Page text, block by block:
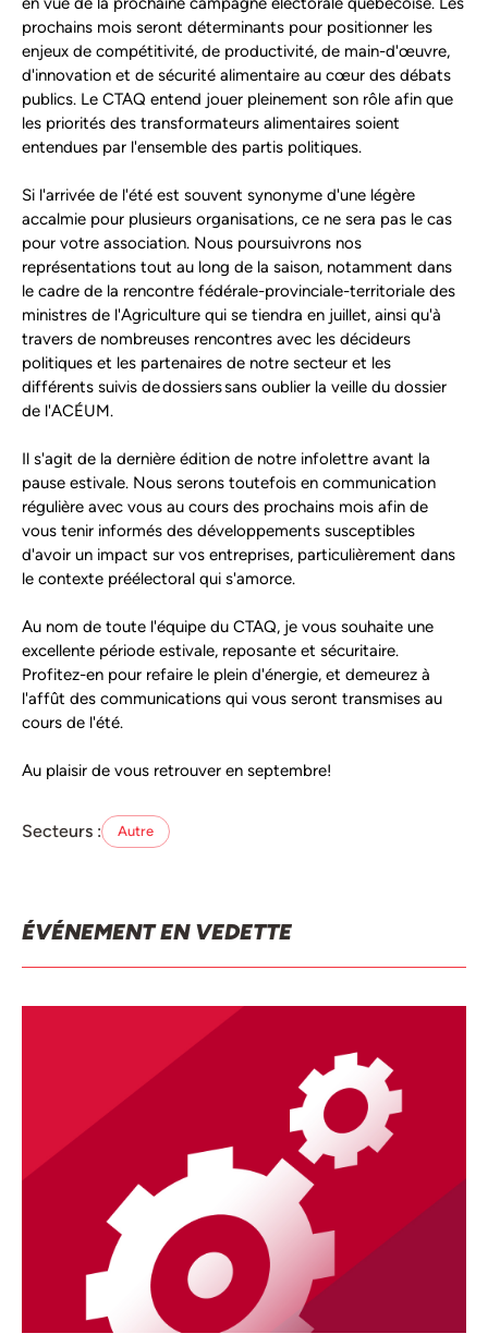
prochains mois seront déterminants pour positionner les
enjeux de compétitivité, de productivité, de main-d'œuvre,
d'innovation et de sécurité alimentaire au cœur des débats
publics. Le CTAQ entend jouer pleinement son rôle afin que
les priorités des transformateurs alimentaires soient
entendues par l'ensemble des partis politiques.
Si l'arrivée de l'été est souvent synonyme d'une légère
accalmie pour plusieurs organisations, ce ne sera pas le cas
pour votre association. Nous poursuivrons nos
représentations tout au long de la saison, notamment dans
le cadre de la rencontre fédérale-provinciale-territoriale des
ministres de l'Agriculture qui se tiendra en juillet, ainsi qu'à
travers de nombreuses rencontres avec les décideurs
politiques et les partenaires de notre secteur et les
différents suivis de dossiers sans oublier la veille du dossier
de l'ACÉUM.
Il s'agit de la dernière édition de notre infolettre avant la
pause estivale. Nous serons toutefois en communication
régulière avec vous au cours des prochains mois afin de
vous tenir informés des développements susceptibles
d'avoir un impact sur vos entreprises, particulièrement dans
le contexte préélectoral qui s'amorce.
Au nom de toute l'équipe du CTAQ, je vous souhaite une
excellente période estivale, reposante et sécuritaire.
Profitez-en pour refaire le plein d'énergie, et demeurez à
l'affût des communications qui vous seront transmises au
cours de l'été.
Au plaisir de vous retrouver en septembre!
Secteurs : Autre
ÉVÉNEMENT EN VEDETTE